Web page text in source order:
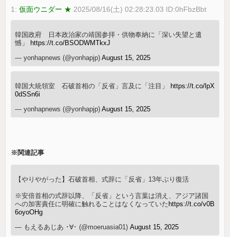
1:仮面ウニダー ★ 2025/08/16(土) 02:28:23.03 ID:0hFbzBbt
韓国政府 日本政治家の靖国参拝・供物奉納に「深い失望と遺
憾」
https://t.co/BSODWMTkxJ
— yonhapnews (@yonhapjp)August 15, 2025
韓国大統領室 石破首相の「反省」言及に「注目」
https://t.co/lpX
0dSSn6i
— yonhapnews (@yonhapjp)August 15, 2025
※関連記事
【やりやがった】石破首相、式辞に「反省」13年ぶり復活
※安倍首相の式辞以降、「反省」という言葉は消え、アジア諸国
への加害責任に明確に触れることはなくなっていた https://t.co/v0B
6oyoOHg
— もえるあじあ ･∀･ (@moeruasia01)August 15, 2025